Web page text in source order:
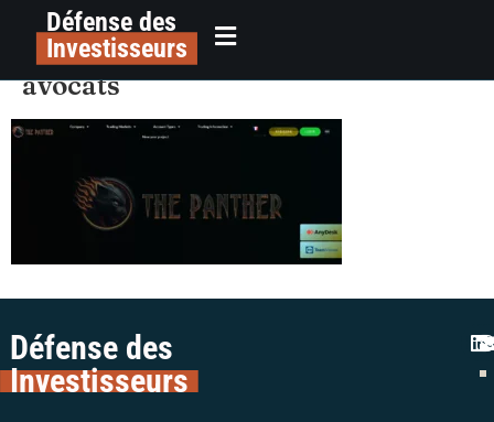
principalDéfense des
Investisseurs
alerte plateforme trading the
panther escroquerie colman
avocats
Défense des
Investisseurs